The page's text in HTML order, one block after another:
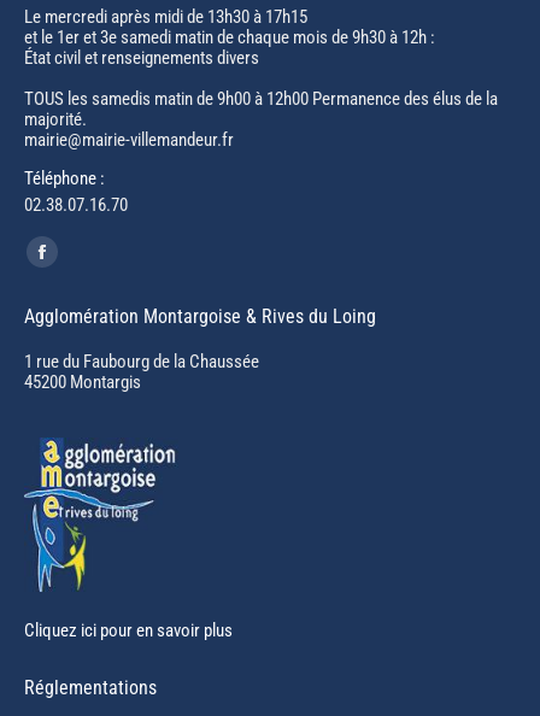
Le mercredi après midi de 13h30 à 17h15
et le 1er et 3e samedi matin de chaque mois de 9h30 à 12h :
État civil et renseignements divers
TOUS les samedis matin de 9h00 à 12h00 Permanence des élus de la
majorité.
mairie@mairie-villemandeur.fr
Téléphone :
02.38.07.16.70
Trouvez nous sur :
Facebook
opens
in
new
Agglomération Montargoise & Rives du Loing
1 rue du Faubourg de la Chaussée
45200 Montargis
Cliquez ici pour en savoir plus
Réglementations